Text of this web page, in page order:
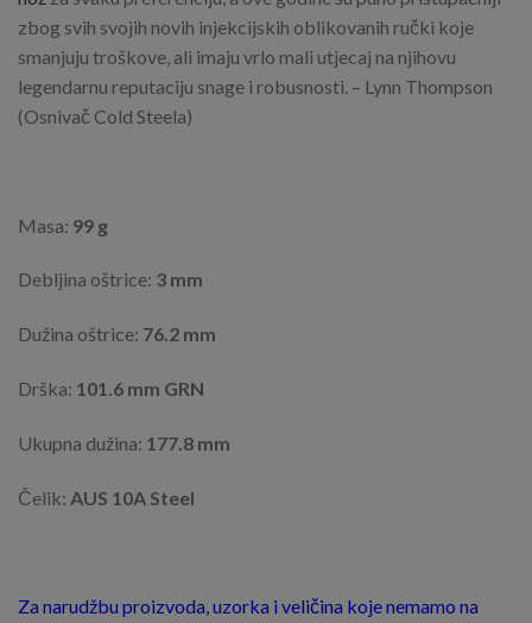
zbog svih svojih novih injekcijskih oblikovanih ručki koje
smanjuju troškove, ali imaju vrlo mali utjecaj na njihovu
legendarnu reputaciju snage i robusnosti. – Lynn Thompson
(Osnivač Cold Steela)
Masa: 99 g
Debljina oštrice: 3 mm
Dužina oštrice: 76.2 mm
Drška: 101.6 mm GRN
Ukupna dužina: 177.8 mm
Čelik: AUS 10A Steel
Za narudžbu proizvoda, uzorka i veličina koje nemamo na